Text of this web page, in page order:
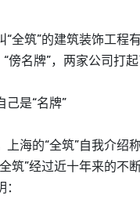
全筑”的建筑装饰工程
“傍名牌”，两家公司打
是“名牌”
的“全筑”自我介绍称
筑”经过近十年来的不